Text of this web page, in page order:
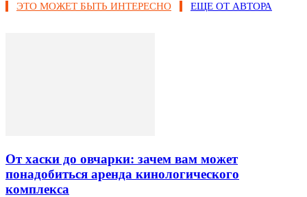
ЭТО МОЖЕТ БЫТЬ ИНТЕРЕСНО ЕЩЕ ОТ АВТОРА
От хаски до овчарки: зачем вам может
понадобиться аренда кинологического
комплекса